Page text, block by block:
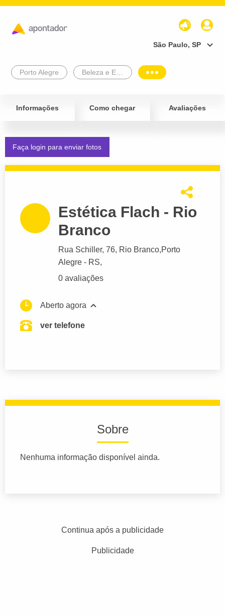
São Paulo, SP
Porto Alegre
Informações Como chegar Avaliações
Faça login para enviar fotos
Estética Flach - Rio
Branco
Rua Schiller, 76, Rio Branco,Porto
Alegre - RS,
0 avaliações
Aberto agora
ver telefone
Sobre
Nenhuma informação disponível ainda.
Continua após a publicidade
Publicidade